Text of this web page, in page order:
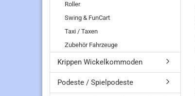
Roller
Swing & FunCart
Taxi / Taxen
Zubehör Fahrzeuge
Krippen Wickelkommoden
Podeste / Spielpodeste